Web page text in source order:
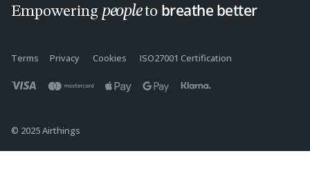
Empowering peopleto breathe better
Terms Privacy Cookies ISO27001 Certification
© 2025 Airthings